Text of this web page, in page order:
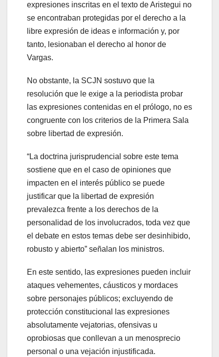
expresiones inscritas en el texto de Aristegui no
se encontraban protegidas por el derecho a la
libre expresión de ideas e información y, por
tanto, lesionaban el derecho al honor de
Vargas.
No obstante, la SCJN sostuvo que la
resolución que le exige a la periodista probar
las expresiones contenidas en el prólogo, no es
congruente con los criterios de la Primera Sala
sobre libertad de expresión.
“La doctrina jurisprudencial sobre este tema
sostiene que en el caso de opiniones que
impacten en el interés público se puede
justificar que la libertad de expresión
prevalezca frente a los derechos de la
personalidad de los involucrados, toda vez que
el debate en estos temas debe ser desinhibido,
robusto y abierto” señalan los ministros.
En este sentido, las expresiones pueden incluir
ataques vehementes, cáusticos y mordaces
sobre personajes públicos; excluyendo de
protección constitucional las expresiones
absolutamente vejatorias, ofensivas u
oprobiosas que conllevan a un menosprecio
personal o una vejación injustificada.